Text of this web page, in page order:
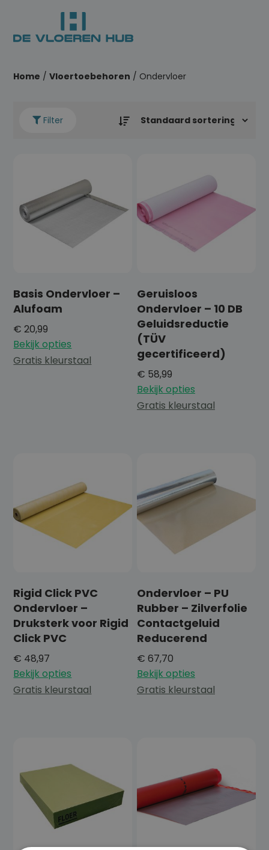
Home /Vloertoebehoren / Ondervloer
Filter
Basis Ondervloer –
Alufoam
€ 20,99
Bekijk opties
Gratis kleurstaal
Geruisloos
Ondervloer – 10 DB
Geluidsreductie
(TÜV
gecertificeerd)
€ 58,99
Bekijk opties
Gratis kleurstaal
Rigid Click PVC
Ondervloer –
Druksterk voor Rigid
Click PVC
€ 48,97
Bekijk opties
Gratis kleurstaal
Ondervloer – PU
Rubber – Zilverfolie
Contactgeluid
Reducerend
€ 67,70
Bekijk opties
Gratis kleurstaal